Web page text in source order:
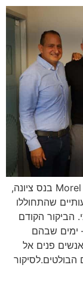
ארבע שנים אחרי ביקורנו האחרון במפעל של Morel בנס ציונה,
שהתחוללו
הביקור הקודם
– ימים שבהם
פנים אל